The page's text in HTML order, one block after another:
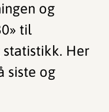
og
til
statistikk. Her
siste og